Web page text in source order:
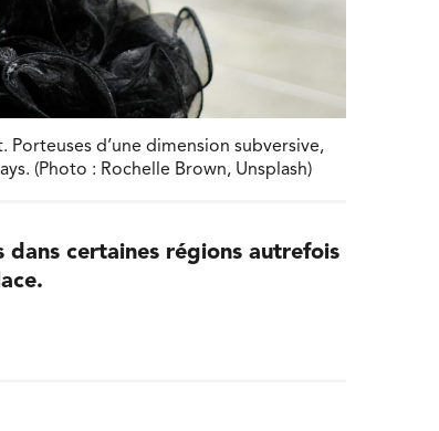
d’une dimension subversive,
(Photo : Rochelle Brown, Unsplash)
dans certaines régions autrefois